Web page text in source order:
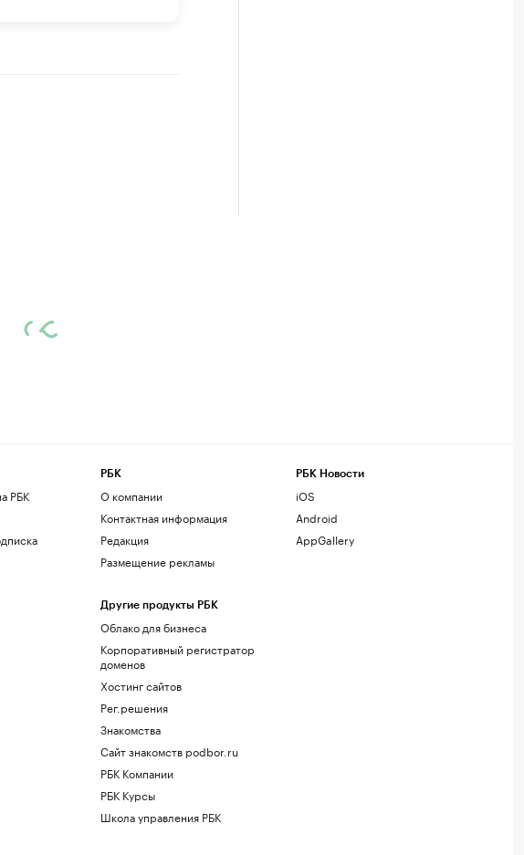
РБК
РБК
О компании
Контактная информация
Редакция
Размещение рекламы
Другие продукты РБК
Облако для бизнеса
Корпоративный регистратор
доменов
Хостинг сайтов
Рег.решения
Знакомства
Сайт знакомств podbor.ru
РБК Компании
РБК Курсы
Школа управления РБК
РБК Новости
iOS
Android
AppGallery